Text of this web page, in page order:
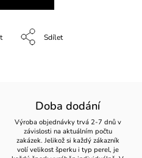
Sdílet
Doba dodání
Výroba objednávky trvá 2-7 dnů v
závislosti na aktuálním počtu
zakázek. Jelikož si každý zákazník
volí velikost šperku i typ perel, je